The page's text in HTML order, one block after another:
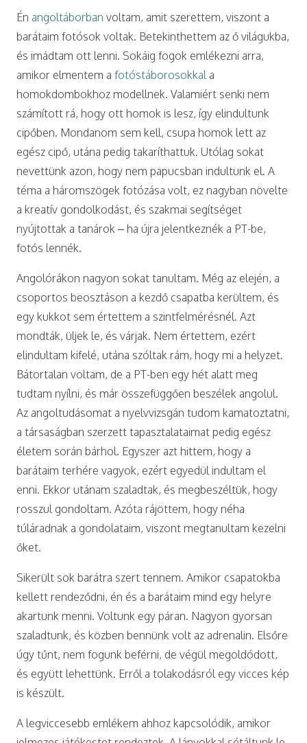
Én angoltáborban voltam, amit szerettem, viszont a
barátaim fotósok voltak. Betekinthettem az ő világukba,
és imádtam ott lenni. Sokáig fogok emlékezni arra,
amikor elmentem a fotóstáborosokkal a
homokdombokhoz modellnek. Valamiért senki nem
számított rá, hogy ott homok is lesz, így elindultunk
cipőben. Mondanom sem kell, csupa homok lett az
egész cipő, utána pedig takaríthattuk. Utólag sokat
nevettünk azon, hogy nem papucsban indultunk el. A
téma a háromszögek fotózása volt, ez nagyban növelte
a kreatív gondolkodást, és szakmai segítséget
nyújtottak a tanárok – ha újra jelentkeznék a PT-be,
fotós lennék.
Angolórákon nagyon sokat tanultam. Még az elején, a
csoportos beosztáson a kezdő csapatba kerültem, és
egy kukkot sem értettem a szintfelmérésnél. Azt
mondták, üljek le, és várjak. Nem értettem, ezért
elindultam kifelé, utána szóltak rám, hogy mi a helyzet.
Bátortalan voltam, de a PT-ben egy hét alatt meg
tudtam nyílni, és már összefüggően beszélek angolul.
Az angoltudásomat a nyelvvizsgán tudom kamatoztatni,
a társaságban szerzett tapasztalataimat pedig egész
életem során bárhol. Egyszer azt hittem, hogy a
barátaim terhére vagyok, ezért egyedül indultam el
enni. Ekkor utánam szaladtak, és megbeszéltük, hogy
rosszul gondoltam. Azóta rájöttem, hogy néha
túláradnak a gondolataim, viszont megtanultam kezelni
őket.
Sikerült sok barátra szert tennem. Amikor csapatokba
kellett rendeződni, én és a barátaim mind egy helyre
akartunk menni. Voltunk egy páran. Nagyon gyorsan
szaladtunk, és közben bennünk volt az adrenalin. Elsőre
úgy tűnt, nem fogunk beférni, de végül megoldódott,
és együtt lehettünk. Erről a tolakodásról egy vicces kép
is készült.
A legviccesebb emlékem ahhoz kapcsolódik, amikor